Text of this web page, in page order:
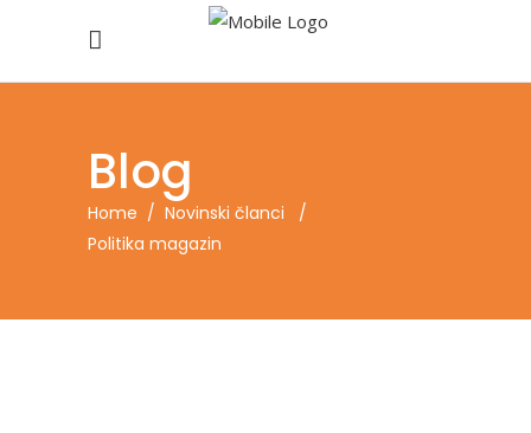
Blog
Home / Novinski članci
/
Politika magazin